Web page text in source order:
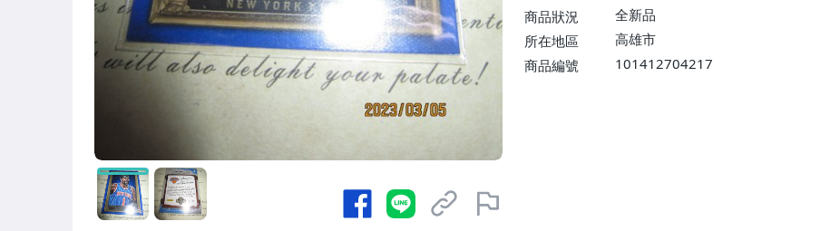
0、滿30件或消費滿$30000免運費】
商品狀況
全新品
所在地區
高雄市
商品編號
101412704217